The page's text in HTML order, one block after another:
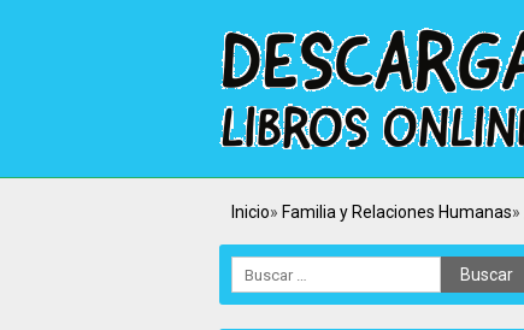
Inicio Familia y Relaciones Humanas